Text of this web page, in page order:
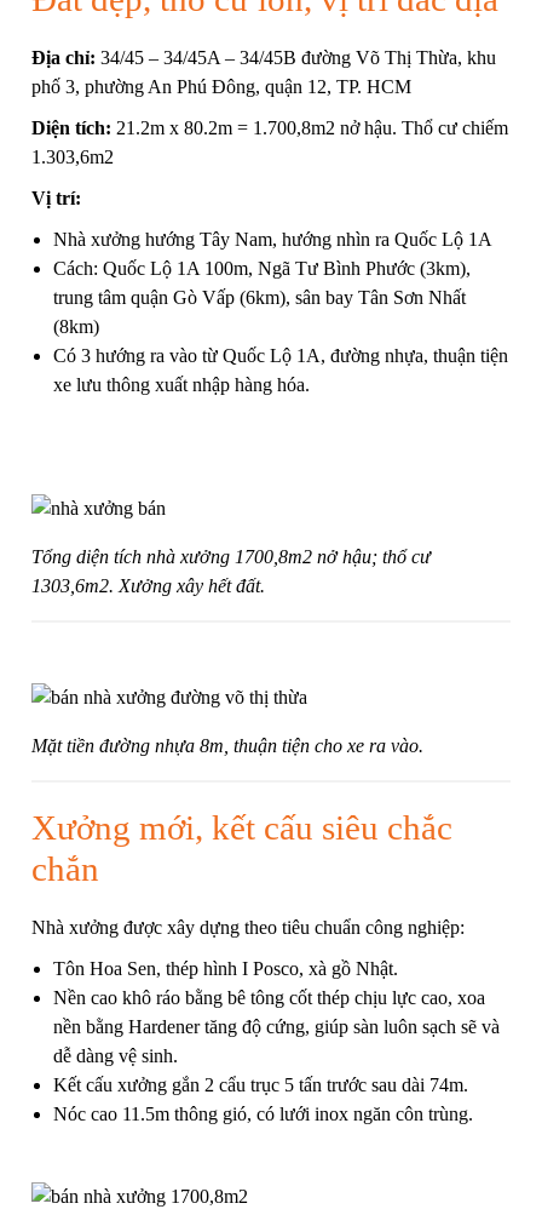
Địa chỉ: 34/45 – 34/45A – 34/45B đường Võ Thị Thừa, khu
phố 3, phường An Phú Đông, quận 12, TP. HCM
Diện tích: 21.2m x 80.2m = 1.700,8m2 nở hậu. Thổ cư chiếm
1.303,6m2
Vị trí:
Nhà xưởng hướng Tây Nam, hướng nhìn ra Quốc Lộ 1A
Cách: Quốc Lộ 1A 100m, Ngã Tư Bình Phước (3km),
trung tâm quận Gò Vấp (6km), sân bay Tân Sơn Nhất
(8km)
Có 3 hướng ra vào từ Quốc Lộ 1A, đường nhựa, thuận tiện
xe lưu thông xuất nhập hàng hóa.
Tổng diện tích nhà xưởng 1700,8m2 nở hậu; thổ cư
1303,6m2. Xưởng xây hết đất.
Mặt tiền đường nhựa 8m, thuận tiện cho xe ra vào.
Xưởng mới, kết cấu siêu chắc
chắn
Nhà xưởng được xây dựng theo tiêu chuẩn công nghiệp:
Tôn Hoa Sen, thép hình I Posco, xà gồ Nhật.
Nền cao khô ráo bằng bê tông cốt thép chịu lực cao, xoa
nền bằng Hardener tăng độ cứng, giúp sàn luôn sạch sẽ và
dễ dàng vệ sinh.
Kết cấu xưởng gắn 2 cẩu trục 5 tấn trước sau dài 74m.
Nóc cao 11.5m thông gió, có lưới inox ngăn côn trùng.